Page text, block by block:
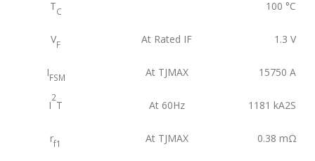
TC 100 °C
VF At Rated IF 1.3 V
IFSM At TJMAX 15750 A
I
2
T At 60Hz 1181 kA2S
rf1 At TJMAX 0.38 mΩ